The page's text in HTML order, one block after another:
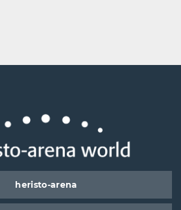
heristo-arena